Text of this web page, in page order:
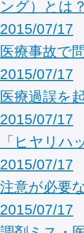
ング）とは？
2015/07/17
医療事故で
2015/07/17
医療過誤を
2015/07/17
「ヒヤリハ
2015/07/17
注意が必要
2015/07/17